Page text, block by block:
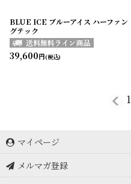
BLUE ICE ブルーアイス ハーファン
グテック
39,600円(税込)
1
マイページ
メルマガ登録